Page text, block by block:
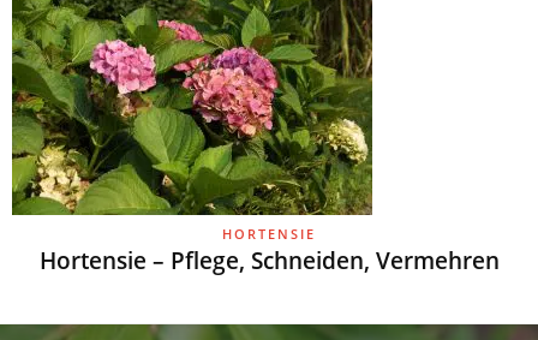
HORTENSIE
Hortensie – Pflege, Schneiden, Vermehren